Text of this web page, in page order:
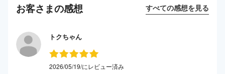
お客さまの感想 すべての感想を見る
トクちゃん
2026/05/19/にレビュー済み